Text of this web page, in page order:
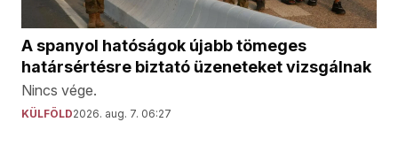
A spanyol hatóságok újabb tömeges
határsértésre biztató üzeneteket vizsgálnak
Nincs vége.
KÜLFÖLD2026. aug. 7. 06:27